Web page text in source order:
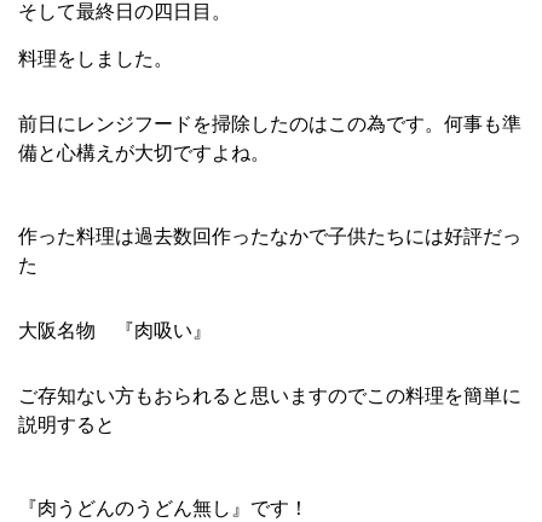
そして最終日の四日目。
料理をしました。
前日にレンジフードを掃除したのはこの為です。何事も準
備と心構えが大切ですよね。
作った料理は過去数回作ったなかで子供たちには好評だっ
た
大阪名物 『肉吸い』
ご存知ない方もおられると思いますのでこの料理を簡単に
説明すると
『肉うどんのうどん無し』です！